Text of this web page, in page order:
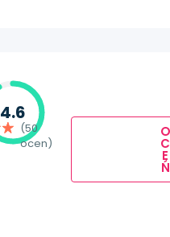
4.6
(50
ocen)
O
C
E
Ń